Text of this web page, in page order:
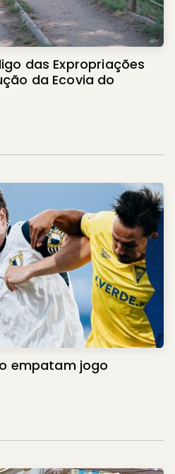
da Ecovia do
empatam jogo